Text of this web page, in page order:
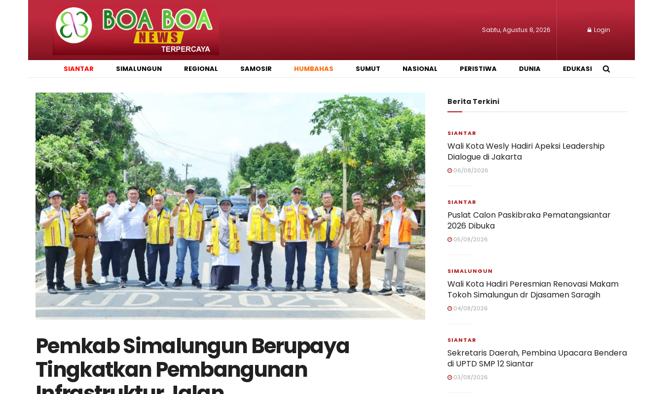
Sabtu, Agustus 8, 2026 Login
SIANTAR SIMALUNGUN REGIONAL SAMOSIR HUMBAHAS SUMUT NASIONAL PERISTIWA DUNIA EDUKASI
Pemkab Simalungun Berupaya
Tingkatkan Pembangunan
Berita Terkini
SIANTAR
Wali Kota Wesly Hadiri Apeksi Leadership
Dialogue di Jakarta
06/08/2026
SIANTAR
Puslat Calon Paskibraka Pematangsiantar
2026 Dibuka
05/08/2026
SIMALUNGUN
Wali Kota Hadiri Peresmian Renovasi Makam
Tokoh Simalungun dr Djasamen Saragih
04/08/2026
SIANTAR
Sekretaris Daerah, Pembina Upacara Bendera
di UPTD SMP 12 Siantar
03/08/2026